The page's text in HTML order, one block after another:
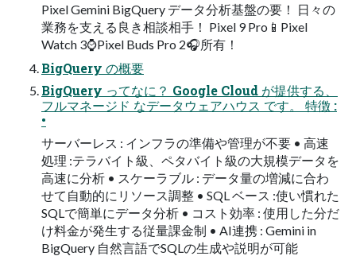
Pixel Gemini BigQuery データ分析基盤の要！ 日々の
業務を支える良き相談相手！ Pixel 9 Pro📱Pixel
Watch 3⌚Pixel Buds Pro 2🎧所有！
BigQuery の概要
BigQuery ってなに？ Google Cloud が提供する、
フルマネージド なデータウェアハウス です。 特徴 :
•
サーバーレス : インフラの準備や管理が不要 • 高速
処理 :テラバイト級、ペタバイト級の大規模データを
高速に分析 • スケーラブル : データ量の増減に合わ
せて自動的にリソース調整 • SQL ベース :使い慣れた
SQLで簡単にデータ分析 • コスト効率 : 使用した分だ
け料金が発生する従量課金制 • AI連携 : Gemini in
BigQuery 自然言語でSQLの生成や説明が可能